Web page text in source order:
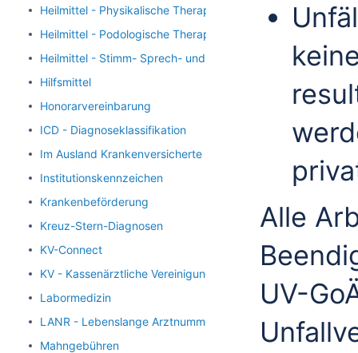
Heilmittel - Physikalische Therapie
Heilmittel - Podologische Therapie
Heilmittel - Stimm- Sprech- und Sprachtherapie
Hilfsmittel
Honorarvereinbarung
ICD - Diagnoseklassifikation
Im Ausland Krankenversicherte
Institutionskennzeichen
Krankenbeförderung
Kreuz-Stern-Diagnosen
KV-Connect
KV - Kassenärztliche Vereinigung
Labormedizin
LANR - Lebenslange Arztnummer
Mahngebühren
Alle
UV-